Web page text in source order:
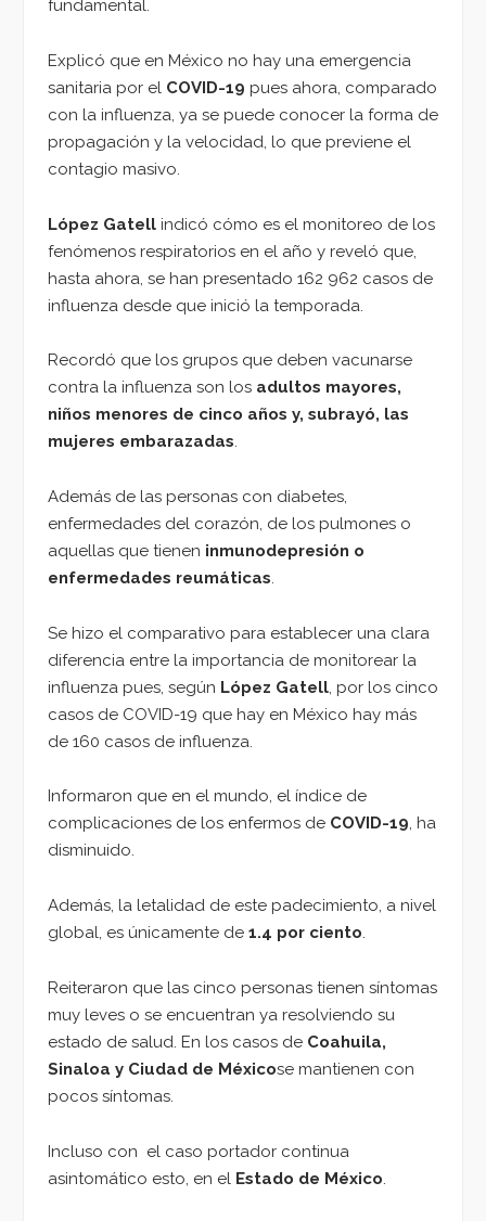
fundamental.
Explicó que en México no hay una emergencia
sanitaria por el COVID-19 pues ahora, comparado
con la influenza, ya se puede conocer la forma de
propagación y la velocidad, lo que previene el
contagio masivo.
López Gatell indicó cómo es el monitoreo de los
fenómenos respiratorios en el año y reveló que,
hasta ahora, se han presentado 162 962 casos de
influenza desde que inició la temporada.
Recordó que los grupos que deben vacunarse
contra la influenza son los adultos mayores,
niños menores de cinco años y, subrayó, las
mujeres embarazadas.
Además de las personas con diabetes,
enfermedades del corazón, de los pulmones o
aquellas que tienen inmunodepresión o
enfermedades reumáticas.
Se hizo el comparativo para establecer una clara
diferencia entre la importancia de monitorear la
influenza pues, según López Gatell, por los cinco
casos de COVID-19 que hay en México hay más
de 160 casos de influenza.
Informaron que en el mundo, el índice de
complicaciones de los enfermos de COVID-19, ha
disminuido.
Además, la letalidad de este padecimiento, a nivel
global, es únicamente de 1.4 por ciento.
Reiteraron que las cinco personas tienen síntomas
muy leves o se encuentran ya resolviendo su
estado de salud. En los casos de Coahuila,
Sinaloa y Ciudad de Méxicose mantienen con
pocos síntomas.
Incluso con el caso portador continua
asintomático esto, en el Estado de México